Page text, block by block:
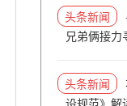
头条新闻
兄弟俩接力
头条新闻